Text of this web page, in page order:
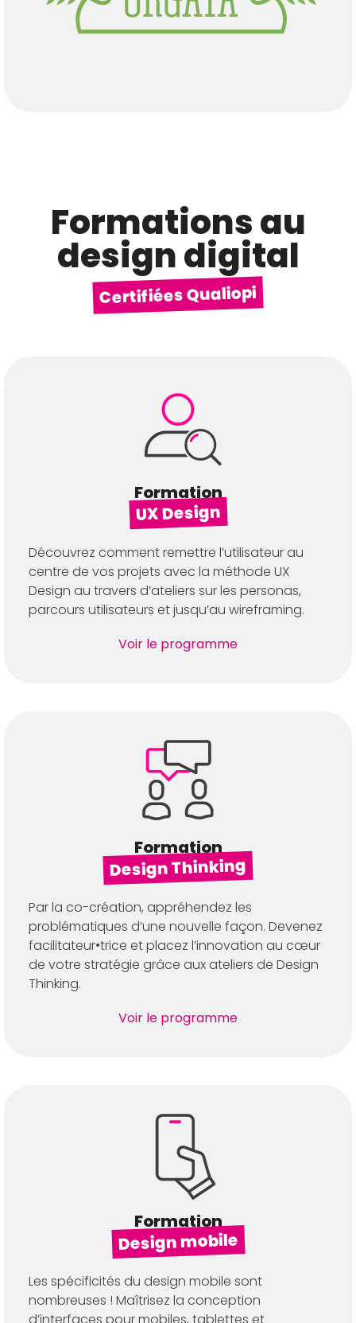
Formations au
design digital
Certifiées Qualiopi
Formation
UX Design
Découvrez comment remettre l’utilisateur au
centre de vos projets avec la méthode UX
Design au travers d’ateliers sur les personas,
parcours utilisateurs et jusqu’au wireframing.
Voir le programme
Formation
Design Thinking
Par la co-création, appréhendez les
problématiques d’une nouvelle façon. Devenez
facilitateur•trice et placez l’innovation au cœur
de votre stratégie grâce aux ateliers de Design
Thinking.
Voir le programme
Formation
Design mobile
Les spécificités du design mobile sont
nombreuses ! Maîtrisez la conception